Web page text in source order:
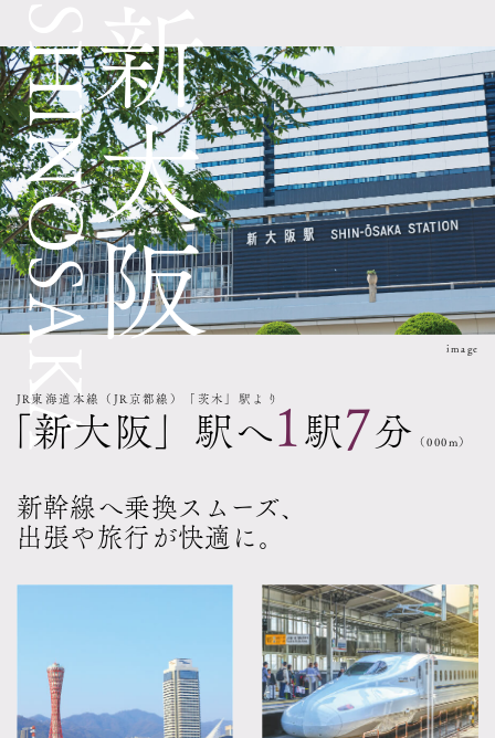
image
新大阪
SHINOSAKA
JR東海道本線（JR京都線）「茨木」駅より
新大阪」駅へ1 駅7分 （000m）
新幹線へ乗換スムーズ、
出張や旅行が快適に。